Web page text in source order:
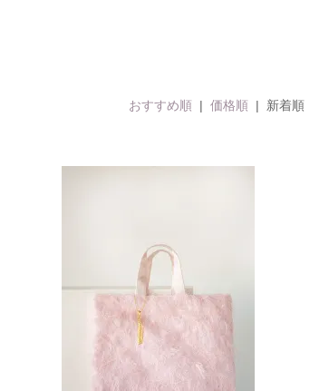
おすすめ順 |価格順 | 新着順